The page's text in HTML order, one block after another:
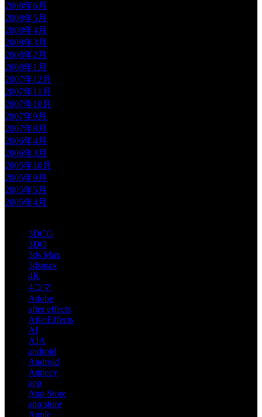
2008年6月
2008年5月
2008年4月
2008年3月
2008年2月
2008年1月
2007年12月
2007年11月
2007年10月
2007年9月
2007年8月
2006年4月
2006年3月
2005年10月
2005年9月
2005年5月
2005年4月
3DCG
3DO
3ds Max
3dsmax
4K
4コマ
Adobe
after effects
AfterEffects
AI
AJA
android
Android
Annecy
app
App Store
app store
Apple